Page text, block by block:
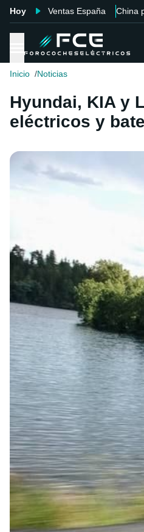
Hoy Ventas España China
Inicio Noticias
Hyundai, KIA y
eléctricos y